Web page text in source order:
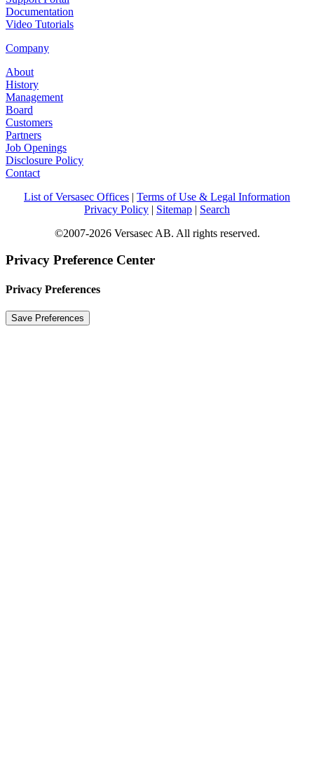
Documentation
Video Tutorials
Company
About
History
Management
Board
Customers
Partners
Job Openings
Disclosure Policy
Contact
List of Versasec Offices | Terms of Use & Legal Information
Privacy Policy | Sitemap | Search
©2007-2026 Versasec AB. All rights reserved.
Privacy Preference Center
Privacy Preferences